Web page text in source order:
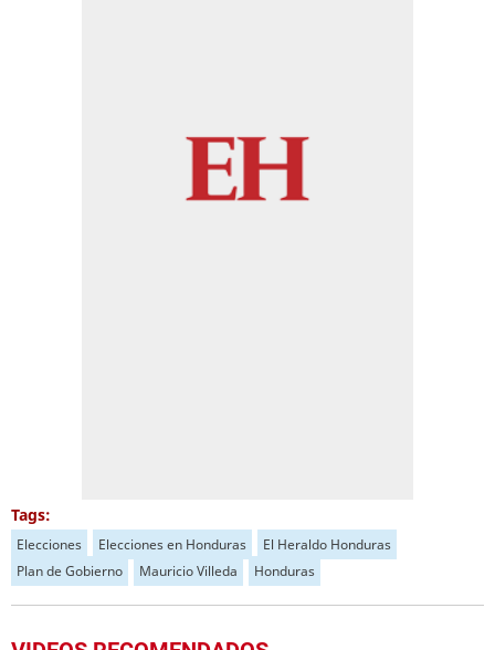
Tags:
Elecciones Elecciones en Honduras
El Heraldo Honduras
Plan de Gobierno
Mauricio Villeda Honduras